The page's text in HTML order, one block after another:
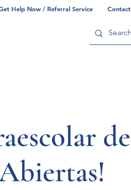
Help Now / Referral Service Contact
de